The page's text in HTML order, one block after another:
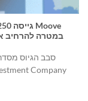
במטרה להרחיב